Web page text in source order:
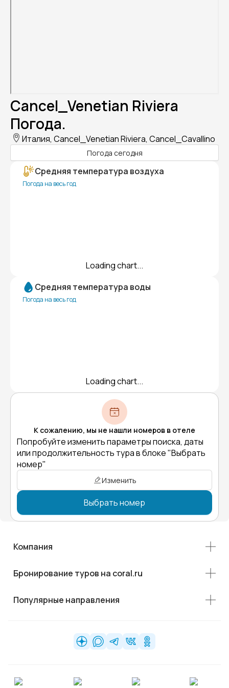
Cancel_Venetian Riviera
Погода.
Италия, Cancel_Venetian Riviera, Cancel_Cavallino
Погода сегодня
Средняя температура воздуха
Погода на весь год
Loading chart...
Средняя температура воды
Погода на весь год
Loading chart...
К сожалению, мы не нашли номеров в отеле
Попробуйте изменить параметры поиска, даты
или продолжительность тура в блоке "Выбрать
номер"
Изменить
Выбрать номер
Компания
Бронирование туров на coral.ru
Популярные направления